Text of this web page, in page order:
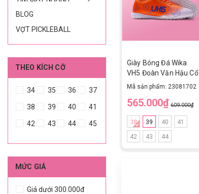
BLOG
VỢT PICKLEBALL
THEO KÍCH CỠ
34 35 36 37
38 39 40 41
42 43 44 45
MỨC GIÁ
Giá dưới 300.000đ
Giày Bóng Đá Wika
VH5 Đoàn Văn Hậu Cổ
Chun Cam
Mã sản phẩm: 23081702
565.000₫ 609.000₫
38 39 40 41
42 43 44